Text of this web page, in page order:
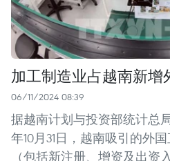
加工制造业占越南新增
06/11/2024 08:39
据越南计划与投资部统计总
年10月31日，越南吸引的外
（包括新注册、增资及出资